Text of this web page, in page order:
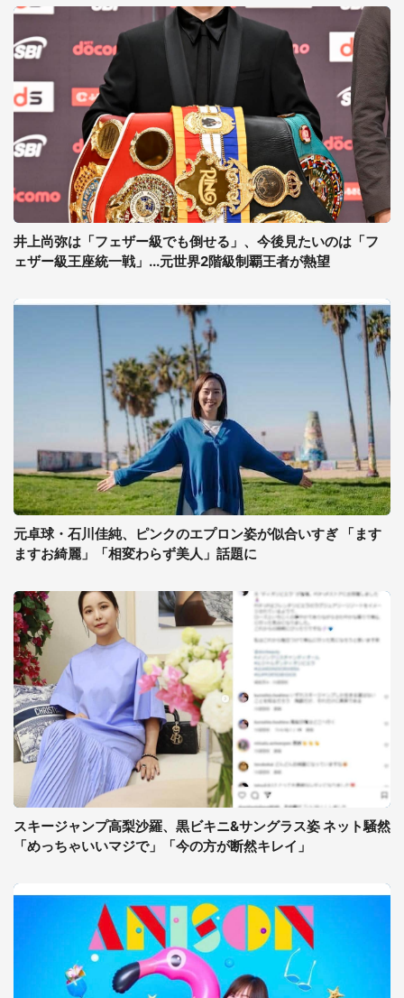
井上尚弥は「フェザー級でも倒せる」、今後見たいのは「フ
ェザー級王座統一戦」...元世界2階級制覇王者が熱望
元卓球・石川佳純、ピンクのエプロン姿が似合いすぎ 「ます
ますお綺麗」「相変わらず美人」話題に
スキージャンプ高梨沙羅、黒ビキニ&サングラス姿 ネット騒然
「めっちゃいいマジで」「今の方が断然キレイ」